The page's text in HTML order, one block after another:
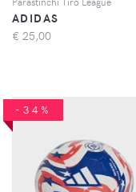
ADIDAS
€ 25,00
-34%